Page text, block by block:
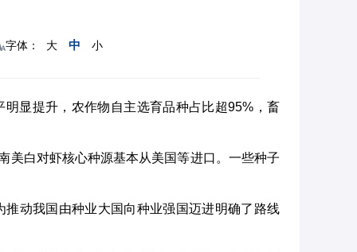
字体： 大 中 小
显提升，农作物自主选育品种占比超95%，畜
美白对虾核心种源基本从美国等进口。一些种子
动我国由种业大国向种业强国迈进明确了路线